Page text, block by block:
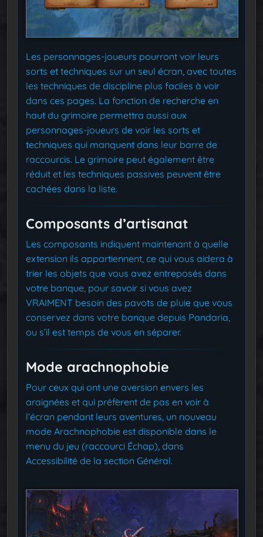
Les personnages-joueurs pourront voir leurs
sorts et techniques sur un seul écran, avec toutes
les techniques de discipline plus faciles à voir
dans ces pages. La fonction de recherche en
haut du grimoire permettra aussi aux
personnages-joueurs de voir les sorts et
techniques qui manquent dans leur barre de
raccourcis. Le grimoire peut également être
réduit et les techniques passives peuvent être
cachées dans la liste.
Composants d’artisanat
Les composants indiquent maintenant à quelle
extension ils appartiennent, ce qui vous aidera à
trier les objets que vous avez entreposés dans
votre banque, pour savoir si vous avez
VRAIMENT besoin des pavots de pluie que vous
conservez dans votre banque depuis Pandaria,
ou s’il est temps de vous en séparer.
Mode arachnophobie
Pour ceux qui ont une aversion envers les
araignées et qui préfèrent de pas en voir à
l’écran pendant leurs aventures, un nouveau
mode Arachnophobie est disponible dans le
menu du jeu (raccourci Échap), dans
Accessibilité de la section Général.